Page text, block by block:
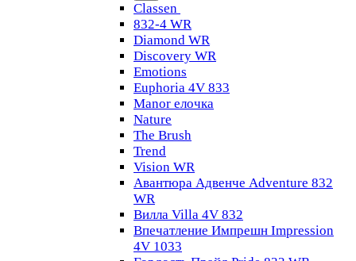
Classen
832-4 WR
Diamond WR
Discovery WR
Emotions
Euphoria 4V 833
Manor елочка
Nature
The Brush
Trend
Vision WR
Авантюра Адвенче Adventure 832
WR
Вилла Villa 4V 832
Впечатление Импрешн Impression
4V 1033